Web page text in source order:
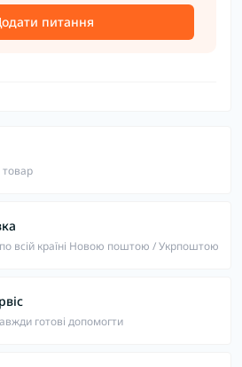
питання
товар
всій країні Новою поштою / Укрпоштою
готові допомогти